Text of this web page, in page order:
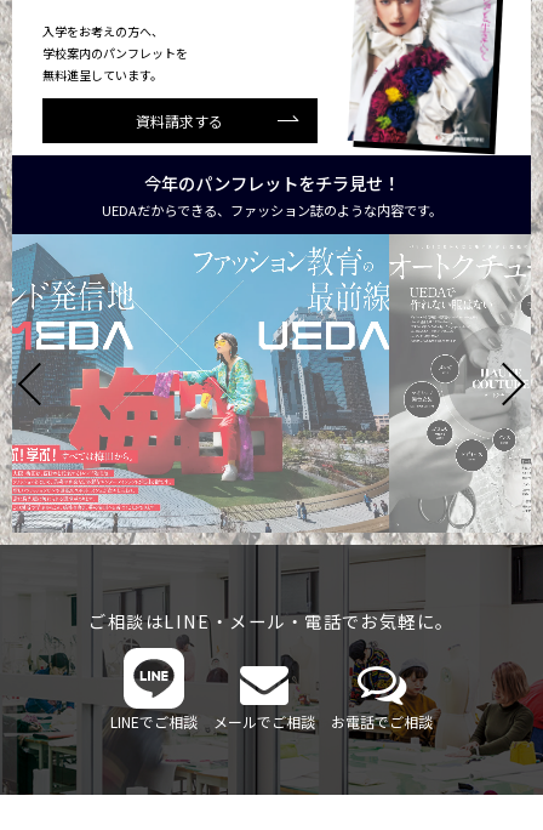
入学をお考えの方へ、
学校案内のパンフレットを
無料進呈しています。
資料請求する
今年のパンフレットをチラ見せ！
UEDAだからできる、ファッション誌のような内容です。
ご相談はLINE・メール・電話でお気軽に。
LINEでご相談 メールでご相談 お電話でご相談